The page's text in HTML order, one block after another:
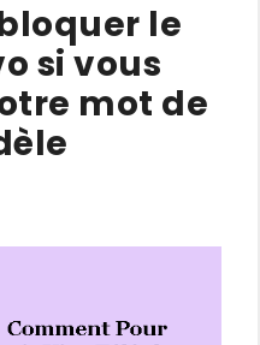
le
si vous
mot de